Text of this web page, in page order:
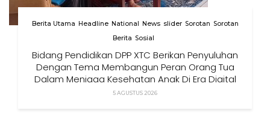
Berita Utama Headline National News slider Sorotan Sorotan
Berita Sosial
Bidang Pendidikan DPP XTC Berikan Penyuluhan
Dengan Tema Membangun Peran Orang Tua
Dalam Menjaga Kesehatan Anak Di Era Digital
5 AGUSTUS 2026